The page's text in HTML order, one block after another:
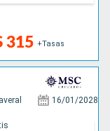
315 +Tasas
16/01/2028